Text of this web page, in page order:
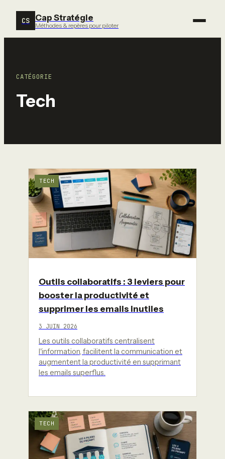
CS Cap Stratégie
Méthodes & repères pour piloter
CATÉGORIE
Tech
TECH
Outils collaboratifs : 3 leviers pour
booster la productivité et
supprimer les emails inutiles
3 JUIN 2026
Les outils collaboratifs centralisent
l'information, facilitent la communication et
augmentent la productivité en supprimant
les emails superflus.
TECH